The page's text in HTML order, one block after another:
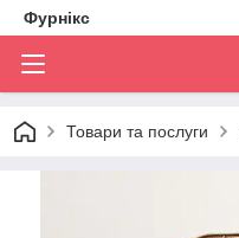
Фурнікс
Товари та послуги